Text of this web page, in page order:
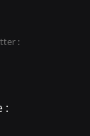
:
: